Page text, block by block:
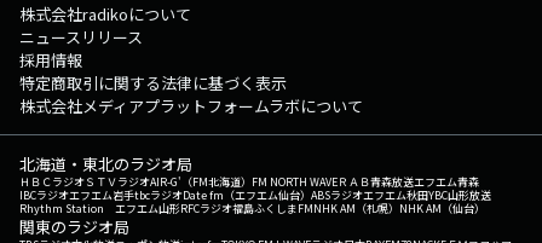
株式会社radikoについて
ニュースリリース
採用情報
特定商取引に関する法律に基づく表示
株式会社メディアプラットフォームラボについて
北海道・東北のラジオ局
ＨＢＣラジオＳＴＶラジオAIR-G'（FM北海道） FM NORTH WAVEＲＡＢ青森放送エフエム青森
IBCラジオエフエム岩手tbcラジオDate fm（エフエム仙台） ABSラジオエフエム秋田YBC山形放送
Rhythm Station エフエム山形RFCラジオ福島ふくしまFMNHK AM（札幌） NHK AM（仙台）
関東のラジオ局